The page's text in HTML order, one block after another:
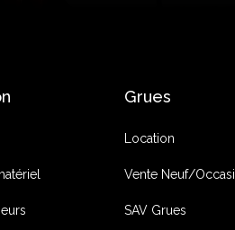
Grues
Location
Vente Neuf/
SAV Grues